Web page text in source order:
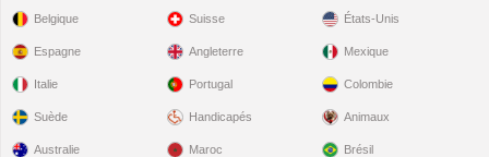
Belgique
Espagne
Italie
Suède
Suisse
Angleterre
Portugal
Handicapés
États-Unis
Mexique
Colombie
Animaux
Australie Maroc Brésil